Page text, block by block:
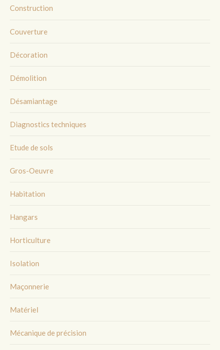
Construction
Couverture
Décoration
Démolition
Désamiantage
Diagnostics techniques
Etude de sols
Gros-Oeuvre
Habitation
Hangars
Horticulture
Isolation
Maçonnerie
Matériel
Mécanique de précision